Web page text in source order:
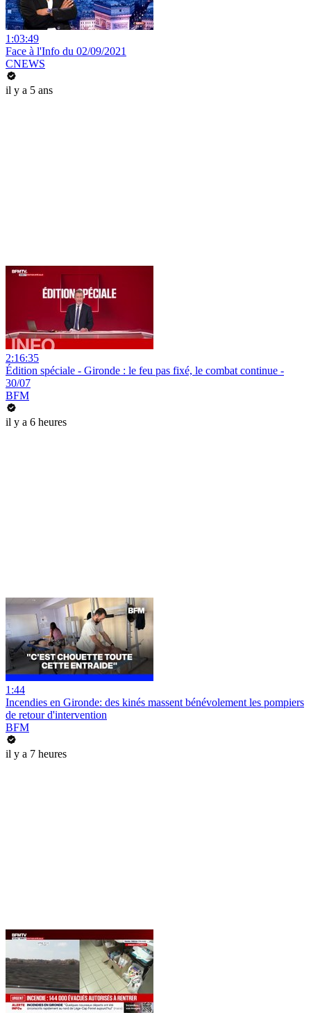
1:03:49
Face à l'Info du 02/09/2021
CNEWS
il y a 5 ans
2:16:35
Édition spéciale - Gironde : le feu pas fixé, le combat continue -
30/07
BFM
il y a 6 heures
1:44
Incendies en Gironde: des kinés massent bénévolement les pompiers
de retour d'intervention
BFM
il y a 7 heures